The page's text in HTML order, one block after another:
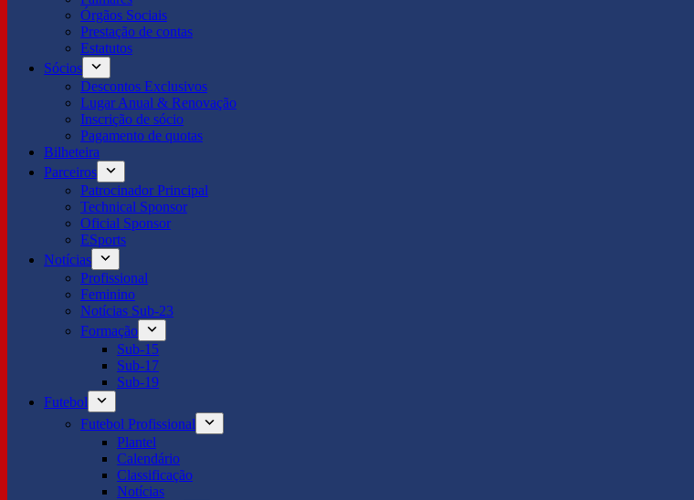
Órgãos Sociais
Prestação de contas
Estatutos
Sócios
Descontos Exclusivos
Lugar Anual & Renovação
Inscrição de sócio
Pagamento de quotas
Bilheteira
Parceiros
Patrocinador Principal
Technical Sponsor
Oficial Sponsor
ESports
Notícias
Profissional
Feminino
Notícias Sub-23
Formação
Sub-15
Sub-17
Sub-19
Futebol
Futebol Profissional
Plantel
Calendário
Classificação
Notícias